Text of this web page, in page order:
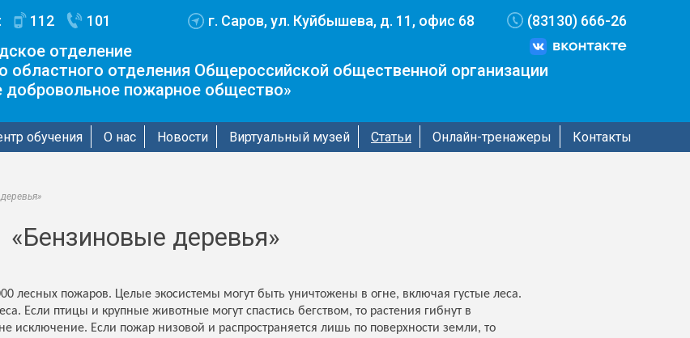
112 101 г. Саров, ул. Куйбышева, д. 11, офис 68 (83130) 666-26
отделение
областного отделения Общероссийской общественной организации
добровольное пожарное общество»
обучения О нас Новости Виртуальный музей Статьи Онлайн-тренажеры Контакты
«Бензиновые деревья»
лесных пожаров. Целые экосистемы могут быть уничтожены в огне, включая густые леса.
Если птицы и крупные животные могут спастись бегством, то растения гибнут в
исключение. Если пожар низовой и распространяется лишь по поверхности земли, то